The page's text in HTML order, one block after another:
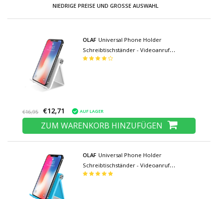
NIEDRIGE PREISE UND GROSSE AUSWAHL
OLAF Universal Phone Holder
Schreibtischständer - Videoanruf
Smartphone Holder Schreibtischständer
€16,95 €12,71 AUF LAGER
ZUM WARENKORB HINZUFÜGEN
OLAF Universal Phone Holder
Schreibtischständer - Videoanruf
Smartphone Holder Schreibtischständer